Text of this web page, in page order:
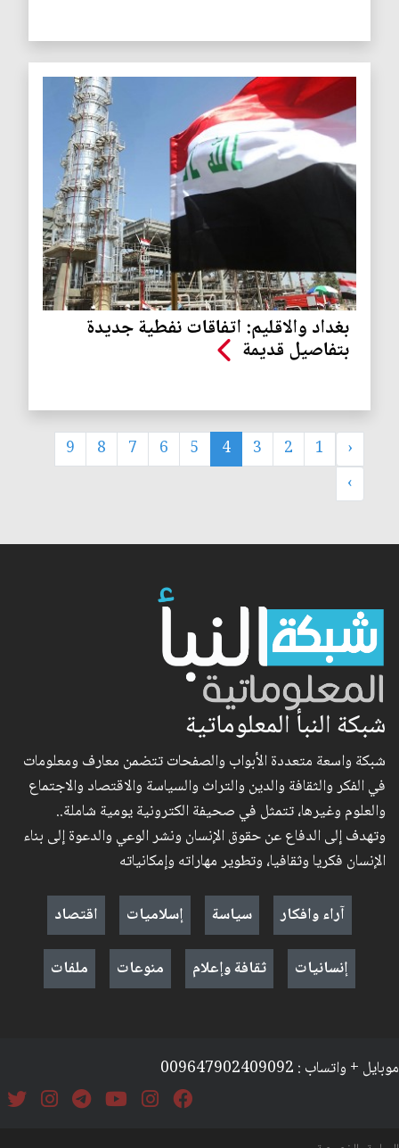
بغداد والاقليم: اتفاقات نفطية جديدة
بتفاصيل قديمة
‹
1
2
3
4
5
6
7
8
9
›
شبكة النبأ المعلوماتية
شبكة واسعة متعددة الأبواب والصفحات تتضمن معارف ومعلومات
في الفكر والثقافة والدين والتراث والسياسة والاقتصاد والاجتماع
والعلوم وغيرها، تتمثل في صحيفة الكترونية يومية شاملة..
وتهدف إلى الدفاع عن حقوق الإنسان ونشر الوعي والدعوة إلى بناء
الإنسان فكريا وثقافيا، وتطوير مهاراته وإمكانياته
آراء وافكار
سياسة إسلاميات
اقتصاد
إنسانيات
ثقافة وإعلام منوعات ملفات
موبايل + واتساب : 009647902409092